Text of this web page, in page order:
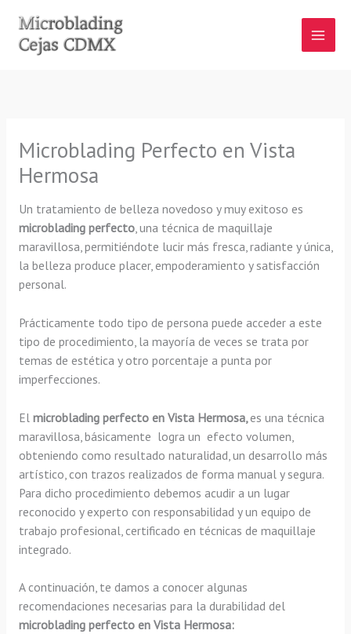
contenido
Microblading Perfecto en Vista
Hermosa
Un tratamiento de belleza novedoso y muy exitoso es
microblading perfecto, una técnica de maquillaje
maravillosa, permitiéndote lucir más fresca, radiante y única,
la belleza produce placer, empoderamiento y satisfacción
personal.
Prácticamente todo tipo de persona puede acceder a este
tipo de procedimiento, la mayoría de veces se trata por
temas de estética y otro porcentaje a punta por
imperfecciones.
El microblading perfecto en Vista Hermosa, es una técnica
maravillosa, básicamente logra un efecto volumen,
obteniendo como resultado naturalidad, un desarrollo más
artístico, con trazos realizados de forma manual y segura.
Para dicho procedimiento debemos acudir a un lugar
reconocido y experto con responsabilidad y un equipo de
trabajo profesional, certificado en técnicas de maquillaje
integrado.
A continuación, te damos a conocer algunas
recomendaciones necesarias para la durabilidad del
microblading perfecto en Vista Hermosa: